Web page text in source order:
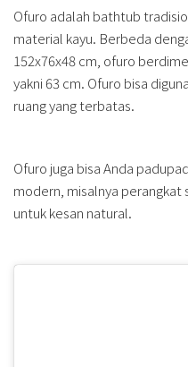
Ofuro adalah bathtub
material kayu. Berbeda
152x76x48 cm, ofuro
yakni 63 cm. Ofuro bisa
ruang yang terbatas.
Ofuro juga bisa Anda
modern, misalnya perangkat
untuk kesan natural.